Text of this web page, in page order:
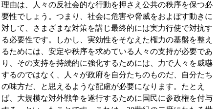
理由は、人々の反社会的な行動を押さえ公共の秩序を保つ必
要性でしょう。つまり、社会に危害や脅威をおよぼす動きに
対して、さまざまな対策を講じ最終的には実力行使で対抗す
る必要性です。しかし、実効性をそなえた権力の基盤を整え
るためには、安定や秩序を求めている人々の支持が必要であ
り、その支持を持続的に強化するためには、力で人々を威嚇
するのではなく、人々が政府を自分たちのものだ、自分たち
の味方だ、と思えるような配慮が必要になります。たとえ
ば、大規模な対外戦争を遂行するために国民に参政権を付与